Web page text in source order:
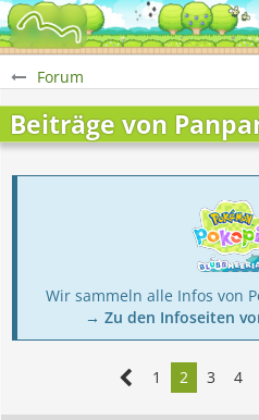
Forum
Beiträge von
Wir sammeln alle Infos von
→ Zu den Infoseiten
1 2 3 4